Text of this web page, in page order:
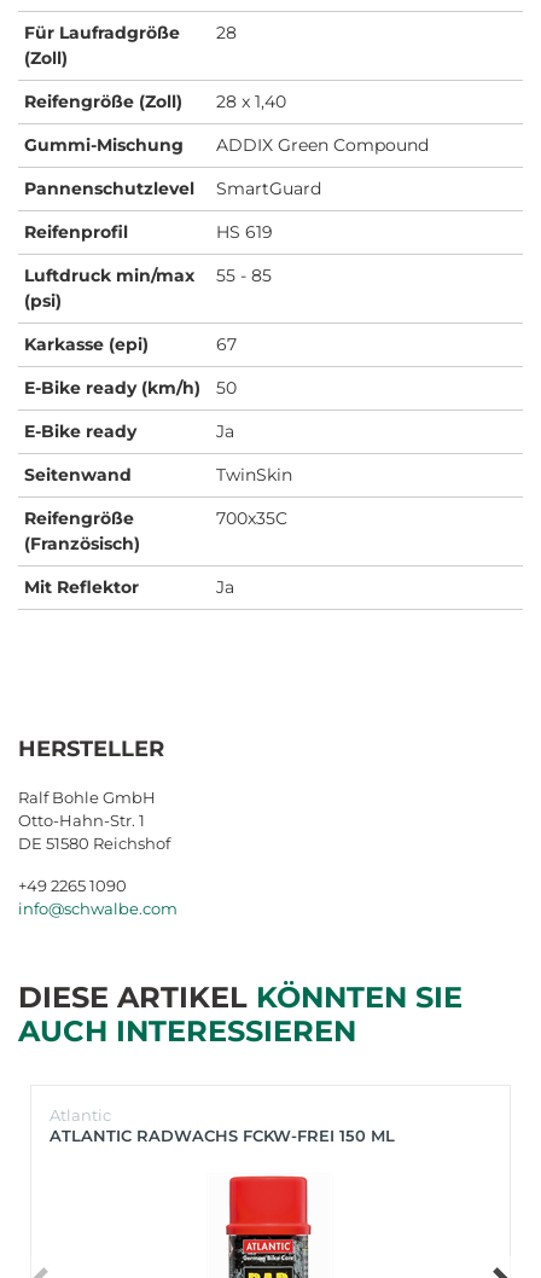
Für Laufradgröße
(Zoll)
28
Reifengröße (Zoll)
28 x 1,40
Gummi-Mischung
ADDIX Green Compound
Pannenschutzlevel
SmartGuard
Reifenprofil
HS 619
Luftdruck min/max
(psi)
55 - 85
Karkasse (epi)
67
E-Bike ready (km/h)
50
E-Bike ready
Ja
Seitenwand
TwinSkin
Reifengröße
(Französisch)
700x35C
Mit Reflektor Ja
HERSTELLER
Ralf Bohle GmbH
Otto-Hahn-Str. 1
DE 51580 Reichshof
+49 2265 1090
info@schwalbe.com
DIESE ARTIKEL KÖNNTEN SIE
AUCH INTERESSIEREN
Atlantic
ATLANTIC RADWACHS FCKW-FREI 150 ML